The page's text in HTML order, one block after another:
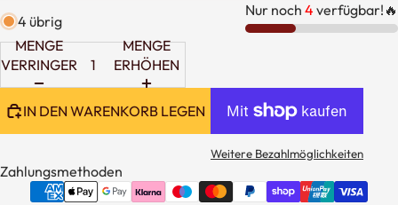
4 übrig
Nur noch 4 verfügbar!🔥
MENGE
VERRINGERN
MENGE
ERHÖHEN
IN DEN WARENKORB LEGEN
Weitere Bezahlmöglichkeiten
Zahlungsmethoden